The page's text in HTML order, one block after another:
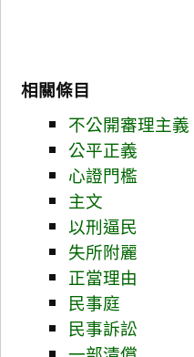
相關條目
不公開審理主義
公平正義
心證門檻
主文
以刑逼民
失所附麗
正當理由
民事庭
民事訴訟